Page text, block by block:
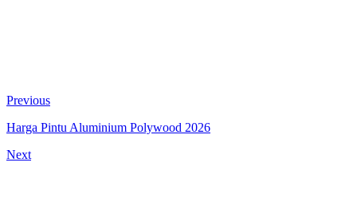
Previous
Harga Pintu Aluminium Polywood 2026
Next